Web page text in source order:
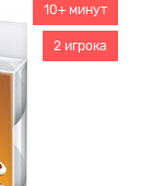
10+ минут
2 игрока